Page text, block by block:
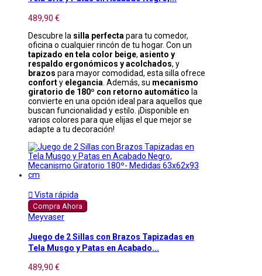
489,90 €
Descubre la silla perfecta para tu comedor,
oficina o cualquier rincón de tu hogar. Con un
tapizado en tela color beige, asiento y
respaldo ergonómicos y acolchados, y
brazos para mayor comodidad, esta silla ofrece
conforty elegancia . Además, su mecanismo
giratorio de 180º con retorno automático la
convierte en una opción ideal para aquellos que
buscan funcionalidad y estilo. ¡Disponible en
varios colores para que elijas el que mejor se
adapte a tu decoración!
 Vista rápida
Compra Ahora
Meyvaser
Juego de 2 Sillas con Brazos Tapizadas en
Tela Musgo y Patas en Acabado...
489,90 €